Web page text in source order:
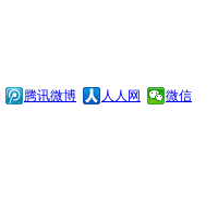
腾讯微博 人人网 微信